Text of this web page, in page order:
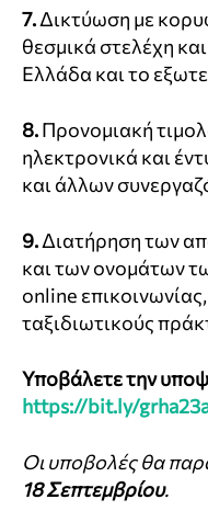
7.Δικτύωση με
θεσμικά στελέχη
Ελλάδα και το
8.Προνομιακή
ηλεκτρονικά και
και άλλων
9.Διατήρηση των
και των ονομάτων
online
ταξιδιωτικούς
Υποβάλετε την
https://bit.ly/
Οι υποβολές θα
18 Σεπτεμβρίου.